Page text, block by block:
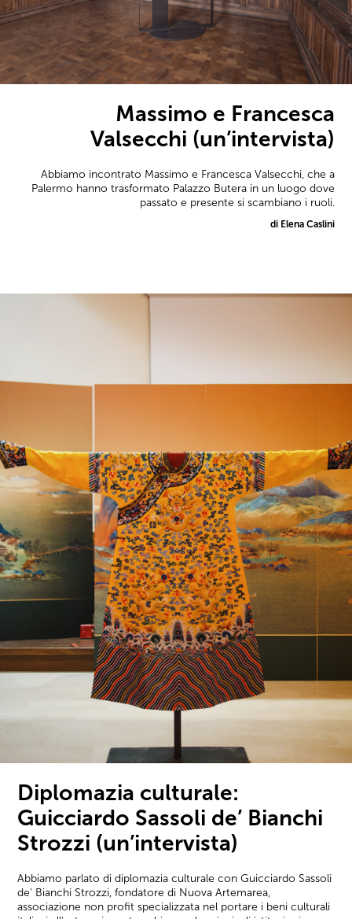
Massimo e Francesca
Valsecchi (un’intervista)
Abbiamo incontrato Massimo e Francesca Valsecchi, che a
Palermo hanno trasformato Palazzo Butera in un luogo dove
passato e presente si scambiano i ruoli.
di Elena Caslini
Diplomazia culturale:
Guicciardo Sassoli de’ Bianchi
Strozzi (un’intervista)
Abbiamo parlato di diplomazia culturale con Guicciardo Sassoli
de' Bianchi Strozzi, fondatore di Nuova Artemarea,
associazione non profit specializzata nel portare i beni culturali